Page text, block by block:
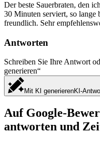
Der beste Sauerbraten, den
30 Minuten serviert, so lange
freundlich. Sehr
Antworten
Schreiben Sie Ihre Antwort
generieren“
Mit KI generierenKI-
Auf Google-
antworten und